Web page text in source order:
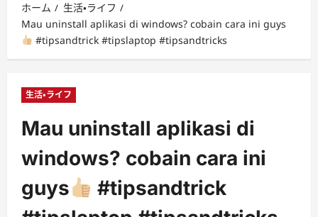
メ
ニ
ュ
ー
ホーム
生活・ライフ
Mau uninstall aplikasi di windows? cobain cara ini guys
#tipsandtrick #tipslaptop #tipsandtricks
生活・ライフ
Mau uninstall aplikasi di
windows? cobain cara ini
guys
#tipsandtrick